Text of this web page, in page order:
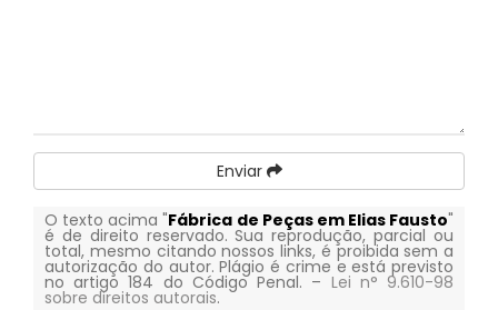
Enviar
O texto acima "Fábrica de Peças em Elias Fausto"
é de direito reservado. Sua reprodução, parcial ou
total, mesmo citando nossos links, é proibida sem a
autorização do autor. Plágio é crime e está previsto
no artigo 184 do Código Penal. – Lei n° 9.610-98
sobre direitos autorais.